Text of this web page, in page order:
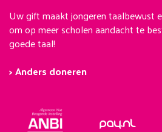
Uw gift maakt jongeren taalbewust
om op meer scholen aandacht te
goede taal!
> Anders doneren